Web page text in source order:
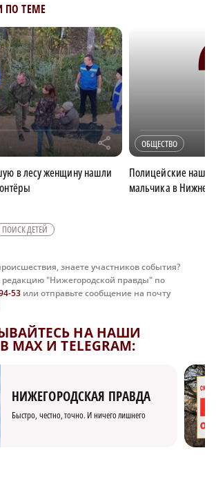
ПО ТЕМЕ
r
в лесу женщину нашли
ОБЩЕСТВО
Полицейские
мальчика в Нижнем
ПОИСК ДЕТЕЙ
знаете участников события?
редакцию "Нижегородской правды" по
53 или отправьте сообщение на почту
НА НАШИ
И TELEGRAM:
НИЖЕГОРОДСКАЯ ПРАВДА
Быстро, честно, точно. И ничего лишнего